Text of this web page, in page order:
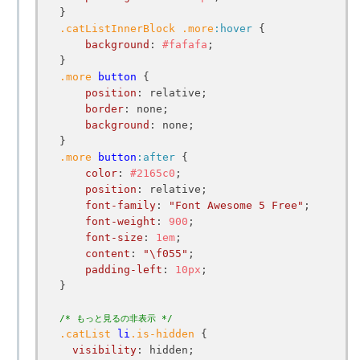
.catListInnerBlock
.more :hover {
background : #fafafa ;
.more
button {
position : relative;
border: none;
background : none;
.more
button :after {
color: #2165c0 ;
position : relative;
font-family: "Font Awesome 5 Free" ;
font-weight : 900 ;
font-size : 1em;
content : "\f055" ;
padding-left : 10px ;
}
/* もっと見るの非表示 */
.catList li .is-hidden {
visibility: hidden;